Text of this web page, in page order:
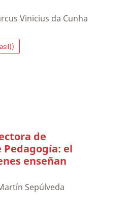
Vinicius da Cunha
de
el
enseñan
Sepúlveda